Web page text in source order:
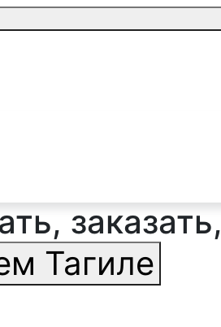
заказать,
Тагиле